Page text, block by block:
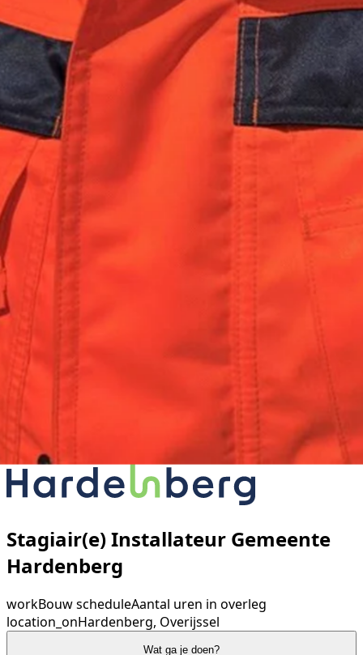
Stagiair(e) Installateur Gemeente
Hardenberg
workBouwscheduleAantal uren in overleg
location_onHardenberg, Overijssel
Wat ga je doen?